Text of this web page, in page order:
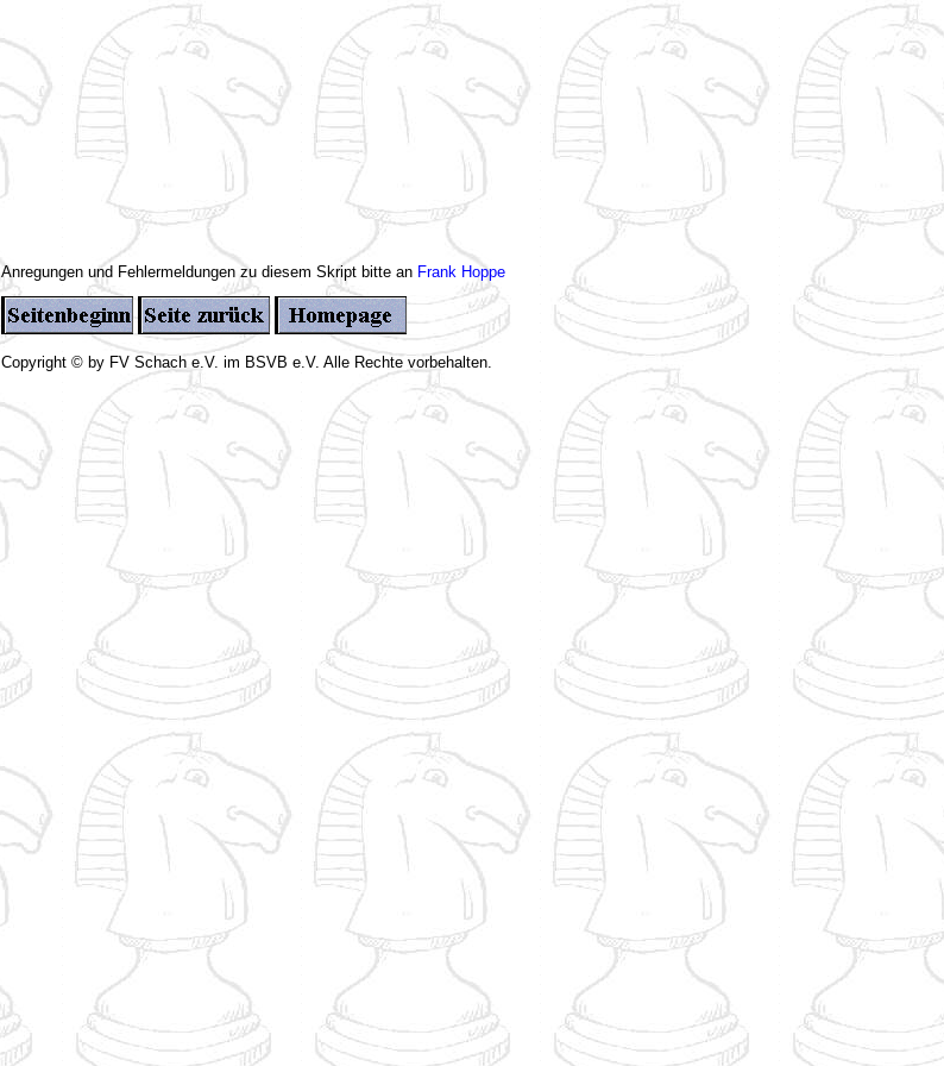
Anregungen und Fehlermeldungen zu diesem Skript bitte an Frank Hoppe
Copyright © by FV Schach e.V. im BSVB e.V. Alle Rechte vorbehalten.